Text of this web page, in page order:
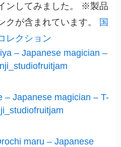
ンしてみました。 ※製品
クが含まれています。 国
レクション
– Japanese magician –
– Japanese magician – T-
maru – Japanese